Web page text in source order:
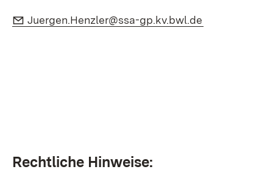
E-Mail:
Juergen.Henzler@ssa-gp.kv.bwl.de
Rechtliche Hinweise: